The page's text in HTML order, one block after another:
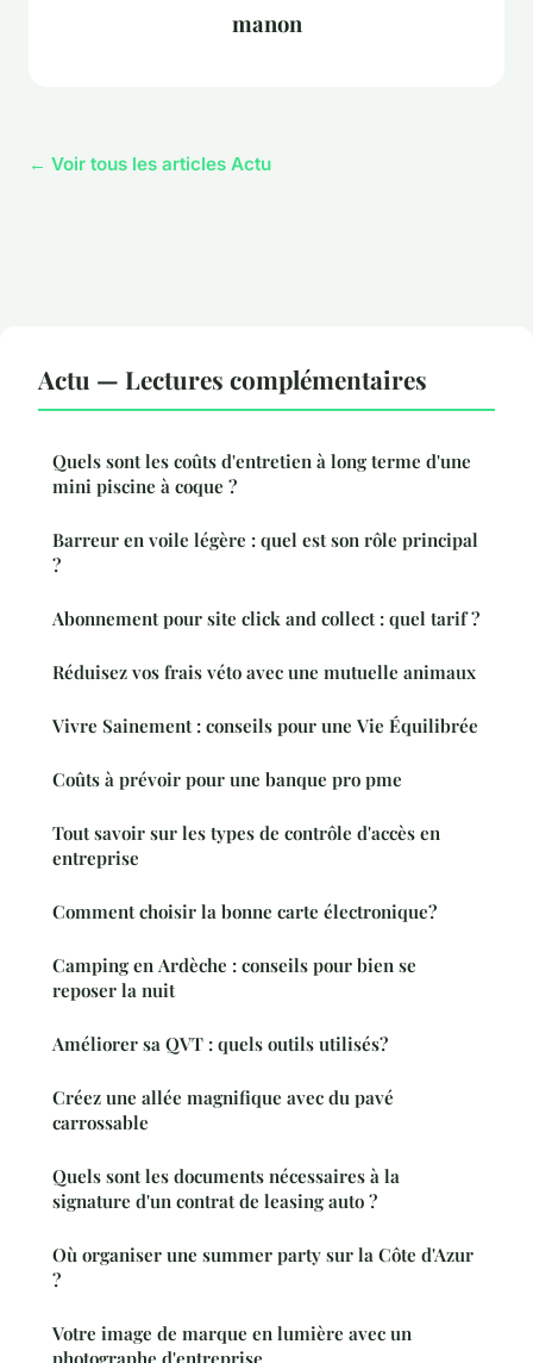
manon
← Voir tous les articles Actu
Actu — Lectures complémentaires
Quels sont les coûts d'entretien à long terme d'une
mini piscine à coque ?
Barreur en voile légère : quel est son rôle principal
?
Abonnement pour site click and collect : quel tarif ?
Réduisez vos frais véto avec une mutuelle animaux
Vivre Sainement : conseils pour une Vie Équilibrée
Coûts à prévoir pour une banque pro pme
Tout savoir sur les types de contrôle d'accès en
entreprise
Comment choisir la bonne carte électronique?
Camping en Ardèche : conseils pour bien se
reposer la nuit
Améliorer sa QVT : quels outils utilisés?
Créez une allée magnifique avec du pavé
carrossable
Quels sont les documents nécessaires à la
signature d'un contrat de leasing auto ?
Où organiser une summer party sur la Côte d'Azur
?
Votre image de marque en lumière avec un